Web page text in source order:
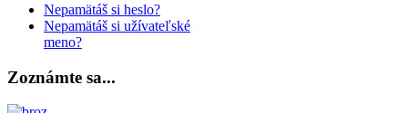
Nepamätáš si heslo?
Nepamätáš si užívateľské
meno?
Zoznámte sa...